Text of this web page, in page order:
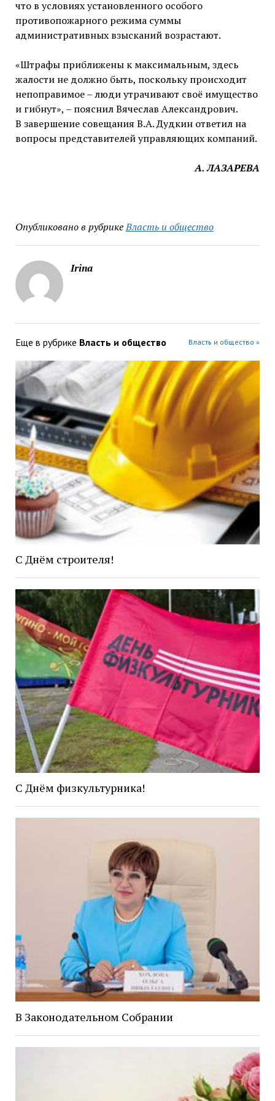
что в условиях установленного особого
противопожарного режима суммы
административных взысканий возрастают.
«Штрафы приближены к максимальным, здесь
жалости не должно быть, поскольку происходит
непоправимое – люди утрачивают своё имущество
и гибнут», – пояснил Вячеслав Александрович.
В завершение совещания В.А. Дудкин ответил на
вопросы представителей управляющих компаний.
А. ЛАЗАРЕВА
Опубликовано в рубрикеВласть и общество
Irina
Еще в рубрике Власть и общество Власть и общество »
С Днём строителя!
С Днём физкультурника!
В Законодательном Собрании